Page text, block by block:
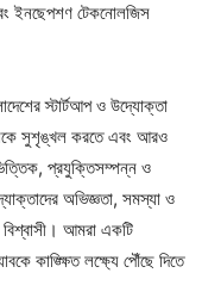
ইনছেপশণ টেকনোলজিস
স্টার্টআপ ও উদ্যোক্তা
সুশৃঙ্খল করতে এবং আরও
প্রযুক্তিসম্পন্ন ও
অভিজ্ঞতা, সমস্যা ও
আমরা একটি
কাঙ্ক্ষিত লক্ষ্যে পৌঁছে দিতে